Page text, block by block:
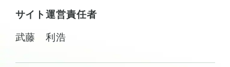
サイト運営責任者
武藤 利浩